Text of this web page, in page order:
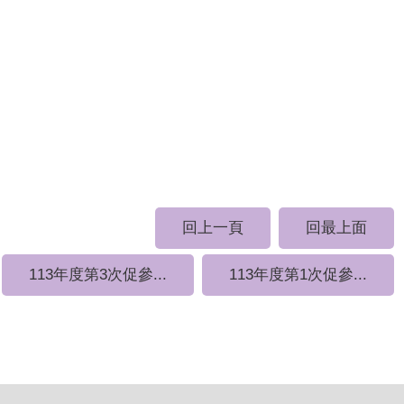
回上一頁 回最上面
113年度第3次促參... 113年度第1次促參...